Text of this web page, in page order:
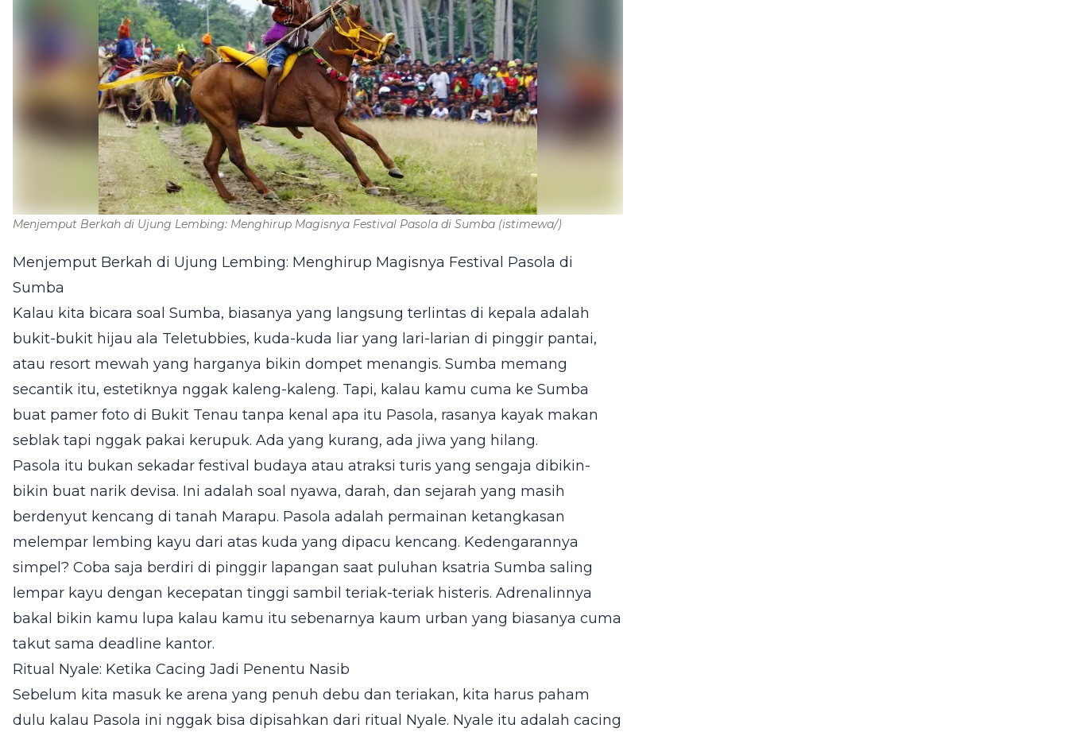
Menjemput Berkah di Ujung Lembing: Menghirup Magisnya Festival Pasola di Sumba (istimewa/)
Menjemput Berkah di Ujung Lembing: Menghirup Magisnya Festival Pasola di
Sumba
Kalau kita bicara soal Sumba, biasanya yang langsung terlintas di kepala adalah
bukit-bukit hijau ala Teletubbies, kuda-kuda liar yang lari-larian di pinggir pantai,
atau resort mewah yang harganya bikin dompet menangis. Sumba memang
secantik itu, estetiknya nggak kaleng-kaleng. Tapi, kalau kamu cuma ke Sumba
buat pamer foto di Bukit Tenau tanpa kenal apa itu Pasola, rasanya kayak makan
seblak tapi nggak pakai kerupuk. Ada yang kurang, ada jiwa yang hilang.
Pasola itu bukan sekadar festival budaya atau atraksi turis yang sengaja dibikin-
bikin buat narik devisa. Ini adalah soal nyawa, darah, dan sejarah yang masih
berdenyut kencang di tanah Marapu. Pasola adalah permainan ketangkasan
melempar lembing kayu dari atas kuda yang dipacu kencang. Kedengarannya
simpel? Coba saja berdiri di pinggir lapangan saat puluhan ksatria Sumba saling
lempar kayu dengan kecepatan tinggi sambil teriak-teriak histeris. Adrenalinnya
bakal bikin kamu lupa kalau kamu itu sebenarnya kaum urban yang biasanya cuma
takut sama deadline kantor.
Ritual Nyale: Ketika Cacing Jadi Penentu Nasib
Sebelum kita masuk ke arena yang penuh debu dan teriakan, kita harus paham
dulu kalau Pasola ini nggak bisa dipisahkan dari ritual Nyale. Nyale itu adalah cacing